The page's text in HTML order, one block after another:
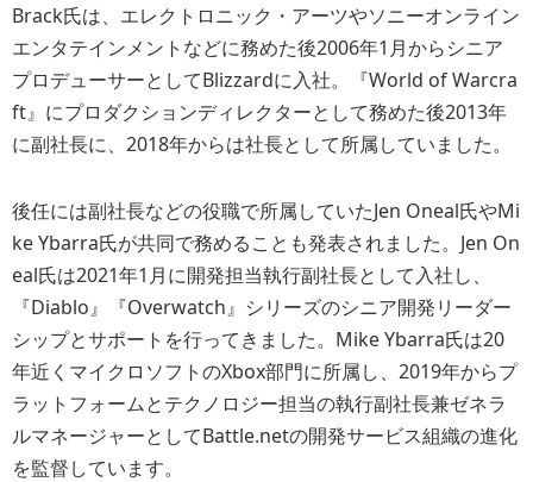
Brack氏は、エレクトロニック・アーツやソニーオンライン
エンタテインメントなどに務めた後2006年1月からシニア
プロデューサーとしてBlizzardに入社。『World of Warcra
ft』にプロダクションディレクターとして務めた後2013年
に副社長に、2018年からは社長として所属していました。
後任には副社長などの役職で所属していたJen Oneal氏やMi
ke Ybarra氏が共同で務めることも発表されました。Jen On
eal氏は2021年1月に開発担当執行副社長として入社し、
『Diablo』『Overwatch』シリーズのシニア開発リーダー
シップとサポートを行ってきました。Mike Ybarra氏は20
年近くマイクロソフトのXbox部門に所属し、2019年からプ
ラットフォームとテクノロジー担当の執行副社長兼ゼネラ
ルマネージャーとしてBattle.netの開発サービス組織の進化
を監督しています。